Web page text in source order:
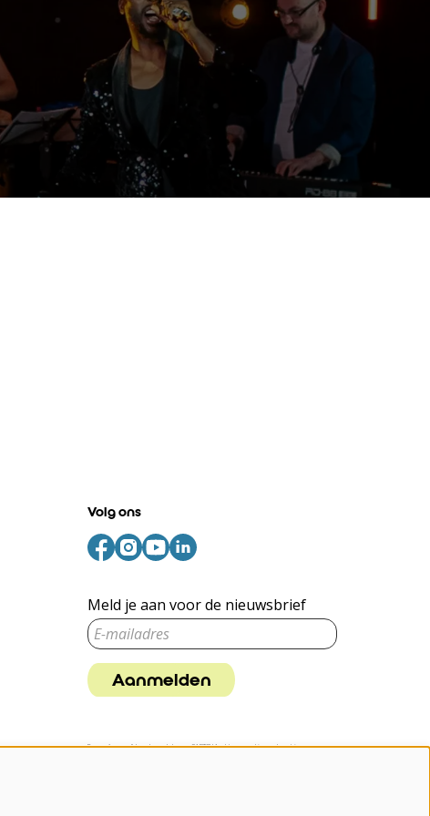
Volg ons
Meld je aan voor de nieuwsbrief
Aanmelden
Deze site wordt beschermd door reCAPTCHA, dataverwerking gebeurt in